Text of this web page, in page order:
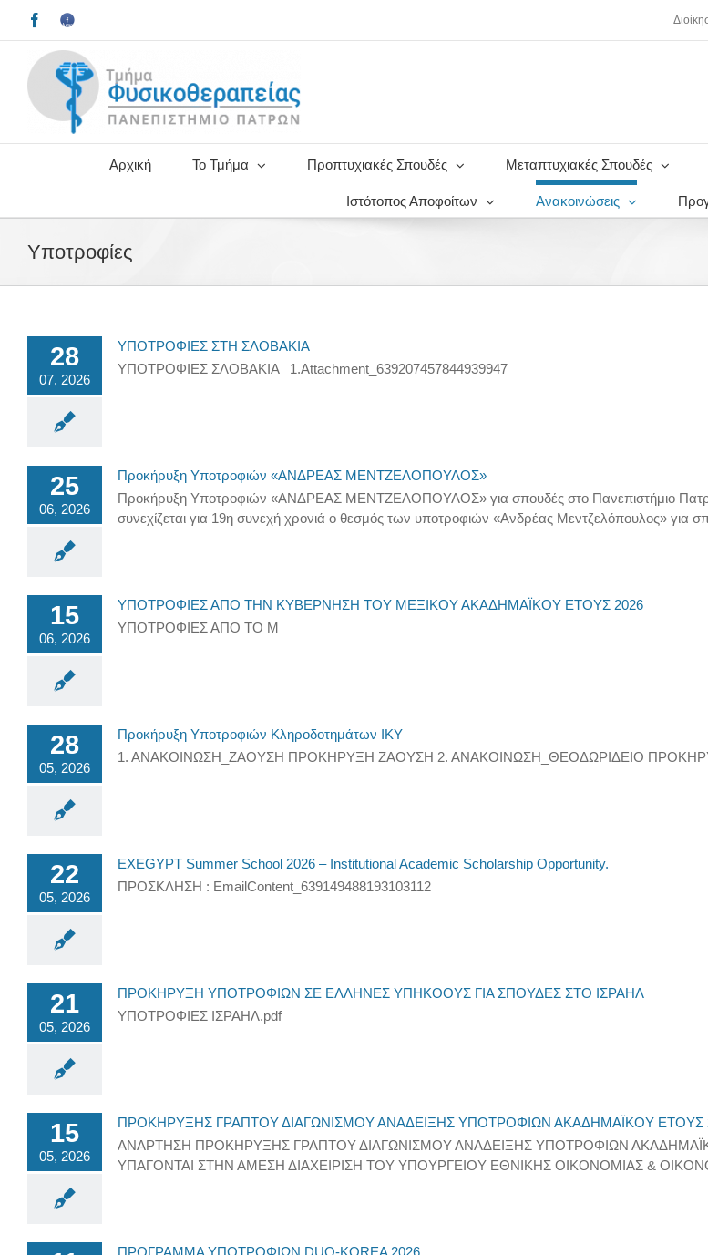
περιεχόμενο
Facebook
Facebook
alumni
Αρχική Το Τμήμα Προπτυχιακές Σπουδές Μεταπτυχιακές Σπουδές
Ιστότοπος Αποφοίτων Ανακοινώσεις
Υποτροφίες
28
07, 2026
ΥΠΟΤΡΟΦΙΕΣ ΣΤΗ ΣΛΟΒΑΚΙΑ
ΥΠΟΤΡΟΦΙΕΣ ΣΛΟΒΑΚΙΑ 1.Attachment_639207457844939947
25
06, 2026
Προκήρυξη Υποτροφιών «ΑΝΔΡΕΑΣ ΜΕΝΤΖΕΛΟΠΟΥΛΟΣ»
Προκήρυξη Υποτροφιών «ΑΝΔΡΕΑΣ ΜΕΝΤΖΕΛΟΠΟΥΛΟΣ» για σπουδές στο Πανεπιστήμιο
συνεχίζεται για 19η συνεχή χρονιά ο θεσμός των υποτροφιών «Ανδρέας Μεντζελόπουλος» για
15
06, 2026
ΥΠΟΤΡΟΦΙΕΣ ΑΠΟ ΤΗΝ ΚΥΒΕΡΝΗΣΗ ΤΟΥ ΜΕΞΙΚΟΥ ΑΚΑΔΗΜΑΪΚΟΥ ΕΤΟΥΣ 2026
ΥΠΟΤΡΟΦΙΕΣ ΑΠΟ ΤΟ Μ
28
05, 2026
Προκήρυξη Υποτροφιών Κληροδοτημάτων ΙΚΥ
1. ΑΝΑΚΟΙΝΩΣΗ_ΖΑΟΥΣΗ ΠΡΟΚΗΡΥΞΗ ΖΑΟΥΣΗ 2. ΑΝΑΚΟΙΝΩΣΗ_ΘΕΟΔΩΡΙΔΕΙΟ
22
05, 2026
EXEGYPT Summer School 2026 – Institutional Academic Scholarship Opportunity.
ΠΡΟΣΚΛΗΣΗ : EmailContent_639149488193103112
21
05, 2026
ΠΡΟΚΗΡΥΞΗ ΥΠΟΤΡΟΦΙΩΝ ΣΕ ΕΛΛΗΝΕΣ ΥΠΗΚΟΟΥΣ ΓΙΑ ΣΠΟΥΔΕΣ ΣΤΟ ΙΣΡΑΗΛ
ΥΠΟΤΡΟΦΙΕΣ ΙΣΡΑΗΛ.pdf
15
05, 2026
ΠΡΟΚΗΡΥΞΗΣ ΓΡΑΠΤΟΥ ΔΙΑΓΩΝΙΣΜΟΥ ΑΝΑΔΕΙΞΗΣ ΥΠΟΤΡΟΦΙΩΝ ΑΚΑΔΗΜΑΪΚΟΥ
ΑΝΑΡΤΗΣΗ ΠΡΟΚΗΡΥΞΗΣ ΓΡΑΠΤΟΥ ΔΙΑΓΩΝΙΣΜΟΥ ΑΝΑΔΕΙΞΗΣ ΥΠΟΤΡΟΦΙΩΝ
ΥΠΑΓΟΝΤΑΙ ΣΤΗΝ ΑΜΕΣΗ ΔΙΑΧΕΙΡΙΣΗ ΤΟΥ ΥΠΟΥΡΓΕΙΟΥ ΕΘΝΙΚΗΣ ΟΙΚΟΝΟΜΙΑΣ &
ΠΡΟΓΡΑΜΜΑ ΥΠΟΤΡΟΦΙΩΝ DUO-KOREA 2026